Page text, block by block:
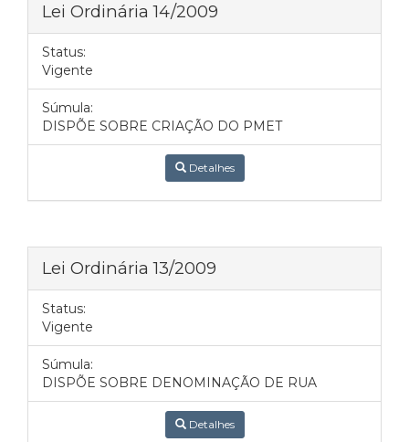
Lei Ordinária 14/2009
Status:
Vigente
Súmula:
DISPÕE SOBRE CRIAÇÃO DO PMET
Detalhes
Lei Ordinária 13/2009
Status:
Vigente
Súmula:
DISPÕE SOBRE DENOMINAÇÃO DE RUA
Detalhes